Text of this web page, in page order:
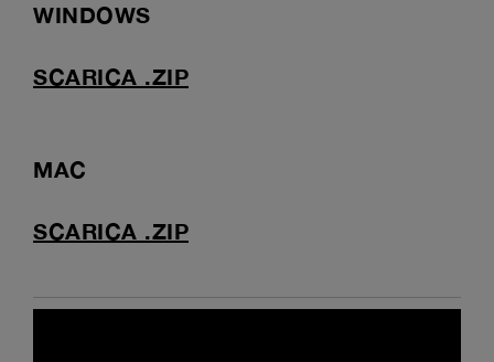
WINDOWS
SCARICA .ZIP
MAC
SCARICA .ZIP